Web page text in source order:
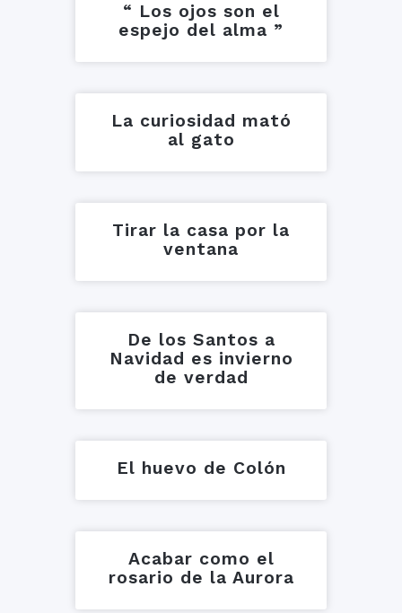
“ Los ojos son el
espejo del alma ”
La curiosidad mató
al gato
Tirar la casa por la
ventana
De los Santos a
Navidad es invierno
de verdad
El huevo de Colón
Acabar como el
rosario de la Aurora